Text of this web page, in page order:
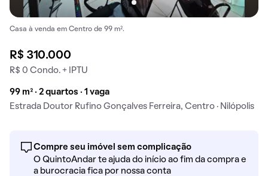
Casa à venda em Centro de 99 m².
R$ 310.000
R$ 0 Condo. + IPTU
99 m² · 2 quartos · 1 vaga
Estrada Doutor Rufino Gonçalves Ferreira, Centro · Nilópolis
Compre seu imóvel sem complicação
O QuintoAndar te ajuda do início ao fim da compra e
a burocracia fica por nossa conta